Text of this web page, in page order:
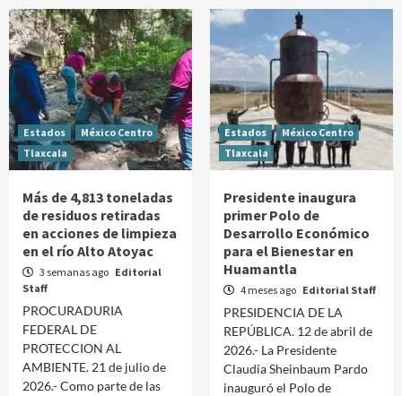
Estados
México Centro
Tlaxcala
Más de 4,813 toneladas
de residuos retiradas
en acciones de limpieza
en el río Alto Atoyac
3 semanas ago Editorial
Staff
PROCURADURIA
FEDERAL DE
PROTECCION AL
AMBIENTE. 21 de julio de
2026.- Como parte de las
Estados
México Centro
Tlaxcala
Presidente inaugura
primer Polo de
Desarrollo Económico
para el Bienestar en
Huamantla
4 meses ago Editorial Staff
PRESIDENCIA DE LA
REPÚBLICA. 12 de abril de
2026.- La Presidente
Claudia Sheinbaum Pardo
inauguró el Polo de